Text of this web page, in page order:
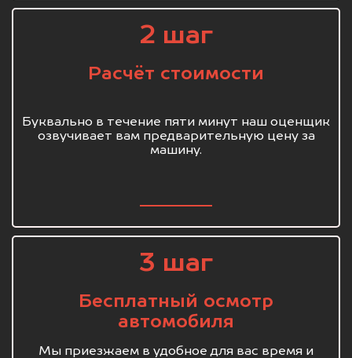
2 шаг
Расчёт стоимости
Буквально в течение пяти минут наш оценщик
озвучивает вам предварительную цену за
машину.
3 шаг
Бесплатный осмотр
автомобиля
Мы приезжаем в удобное для вас время и